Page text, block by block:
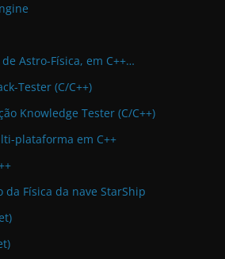
Astro-Física, em C++…
Tester (C/C++)
Knowledge Tester (C/C++)
plataforma em C++
da Física da nave StarShip